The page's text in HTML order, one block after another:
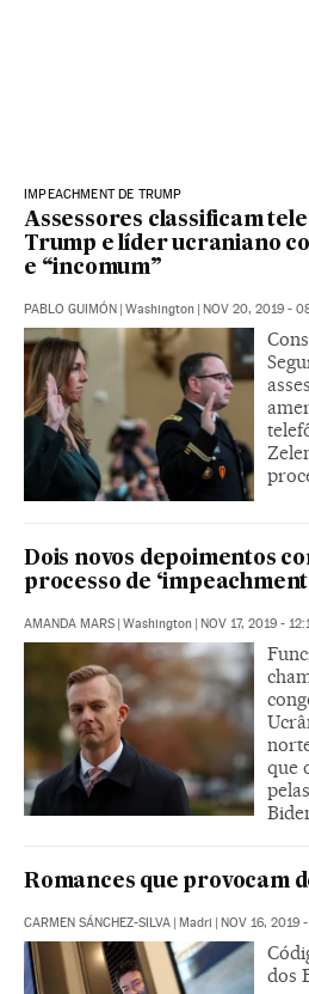
IMPEACHMENT DE TRUMP
Assessores classificam
Trump e líder ucraniano
e “incomum”
PABLO GUIMÓN | Washington | NOV 20, 2019 -
Dois novos depoimentos
processo de
AMANDA MARS | Washington | NOV 17, 2019 -
que
Romances que provocam
CARMEN SÁNCHEZ-SILVA | Madri | NOV 16, 2019
dos